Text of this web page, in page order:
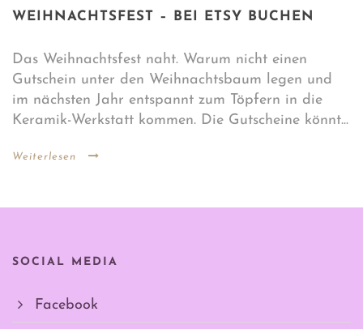
WEIHNACHTSFEST – BEI ETSY BUCHEN
Das Weihnachtsfest naht. Warum nicht einen
Gutschein unter den Weihnachtsbaum legen und
im nächsten Jahr entspannt zum Töpfern in die
Keramik-Werkstatt kommen. Die Gutscheine könnt...
Weiterlesen
SOCIAL MEDIA
Facebook